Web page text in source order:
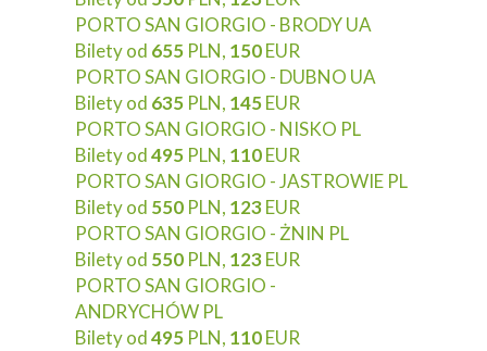
PORTO SAN GIORGIO - BRODY UA
Bilety od 655 PLN, 150EUR
PORTO SAN GIORGIO - DUBNO UA
Bilety od 635 PLN, 145EUR
PORTO SAN GIORGIO - NISKO PL
Bilety od495 PLN, 110EUR
PORTO SAN GIORGIO - JASTROWIE PL
Bilety od 550 PLN, 123EUR
PORTO SAN GIORGIO - ŻNIN PL
Bilety od 550 PLN, 123EUR
PORTO SAN GIORGIO -
ANDRYCHÓW PL
Bilety od495 PLN, 110EUR